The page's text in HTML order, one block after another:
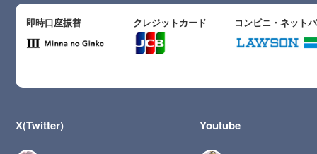
即時口座振替 クレジットカード コンビニ・ネット
X(Twitter) Youtube